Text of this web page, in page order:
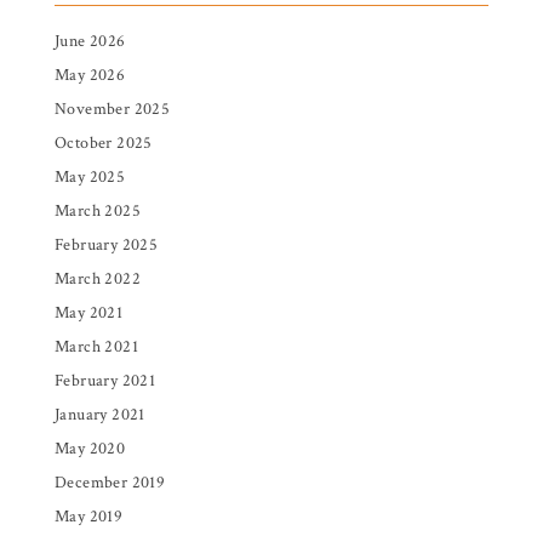
June 2026
May 2026
November 2025
October 2025
May 2025
March 2025
February 2025
March 2022
May 2021
March 2021
February 2021
January 2021
May 2020
December 2019
May 2019